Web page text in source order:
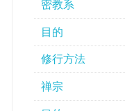
密教系
目的
修行方法
禅宗